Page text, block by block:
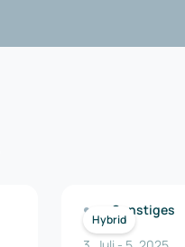
Hybrid
Sonstiges